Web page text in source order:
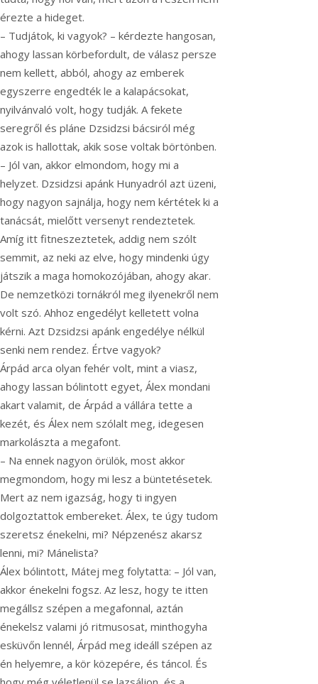
érezte a hideget.
– Tudjátok, ki vagyok? – kérdezte hangosan,
ahogy lassan körbefordult, de válasz persze
nem kellett, abból, ahogy az emberek
egyszerre engedték le a kalapácsokat,
nyilvánvaló volt, hogy tudják. A fekete
seregről és pláne Dzsidzsi bácsiról még
azok is hallottak, akik sose voltak börtönben.
– Jól van, akkor elmondom, hogy mi a
helyzet. Dzsidzsi apánk Hunyadról azt üzeni,
hogy nagyon sajnálja, hogy nem kértétek ki a
tanácsát, mielőtt versenyt rendeztetek.
Amíg itt fitneszeztetek, addig nem szólt
semmit, az neki az elve, hogy mindenki úgy
játszik a maga homokozójában, ahogy akar.
De nemzetközi tornákról meg ilyenekről nem
volt szó. Ahhoz engedélyt kelletett volna
kérni. Azt Dzsidzsi apánk engedélye nélkül
senki nem rendez. Értve vagyok?
Árpád arca olyan fehér volt, mint a viasz,
ahogy lassan bólintott egyet, Álex mondani
akart valamit, de Árpád a vállára tette a
kezét, és Álex nem szólalt meg, idegesen
markolászta a megafont.
– Na ennek nagyon örülök, most akkor
megmondom, hogy mi lesz a büntetésetek.
Mert az nem igazság, hogy ti ingyen
dolgoztattok embereket. Álex, te úgy tudom
szeretsz énekelni, mi? Népzenész akarsz
lenni, mi? Mánelista?
Álex bólintott, Mátej meg folytatta: – Jól van,
akkor énekelni fogsz. Az lesz, hogy te itten
megállsz szépen a megafonnal, aztán
énekelsz valami jó ritmusosat, minthogyha
esküvőn lennél, Árpád meg ideáll szépen az
én helyemre, a kör közepére, és táncol. És